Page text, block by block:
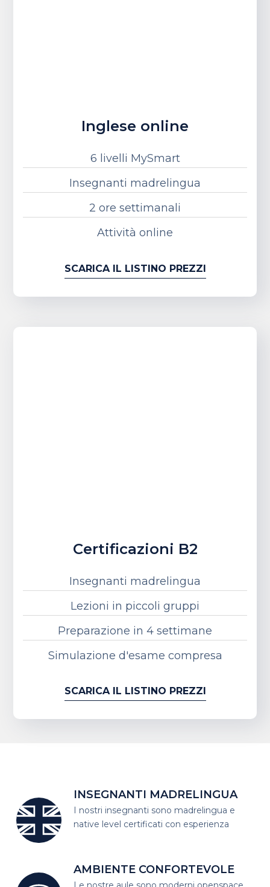
Inglese online
6 livelli MySmart
Insegnanti madrelingua
2 ore settimanali
Attività online
SCARICA IL LISTINO PREZZI
Certificazioni B2
Insegnanti madrelingua
Lezioni in piccoli gruppi
Preparazione in 4 settimane
Simulazione d'esame compresa
SCARICA IL LISTINO PREZZI
INSEGNANTI MADRELINGUA
I nostri insegnanti sono madrelingua e
native level certificati con esperienza
AMBIENTE CONFORTEVOLE